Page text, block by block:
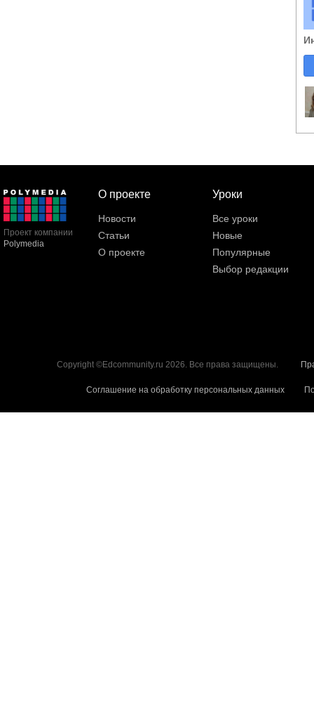
Проект компании
Polymedia
О проекте
Новости
Статьи
О проекте
Уроки
Все уроки
Новые
Популярные
Выбор редакции
Copyright ©Edcommunity.ru 2026. Все права защищены.
Соглашение на обработку персональных данных